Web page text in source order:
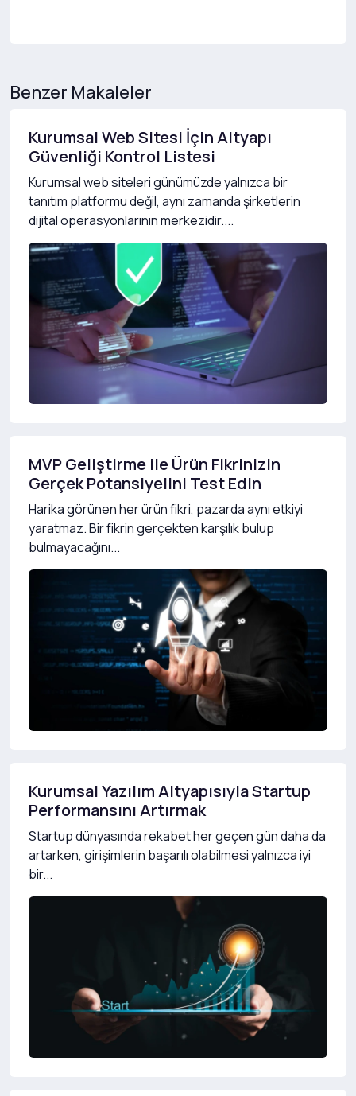
Benzer Makaleler
Kurumsal Web Sitesi İçin Altyapı
Güvenliği Kontrol Listesi
Kurumsal web siteleri günümüzde yalnızca bir
tanıtım platformu değil, aynı zamanda şirketlerin
dijital operasyonlarının merkezidir....
MVP Geliştirme ile Ürün Fikrinizin
Gerçek Potansiyelini Test Edin
Harika görünen her ürün fikri, pazarda aynı etkiyi
yaratmaz. Bir fikrin gerçekten karşılık bulup
bulmayacağını...
Kurumsal Yazılım Altyapısıyla Startup
Performansını Artırmak
Startup dünyasında rekabet her geçen gün daha da
artarken, girişimlerin başarılı olabilmesi yalnızca iyi
bir...